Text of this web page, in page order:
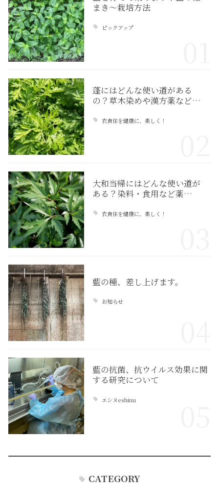
まき〜栽培方法
ピックアップ
蓬にはどんな使い道がある
の？草木染めや漢方薬など…
衣食住を健康に、楽しく！
大和当帰にはどんな使い道が
ある？染料・食用など薬…
衣食住を健康に、楽しく！
藍の種、差し上げます。
お知らせ
藍の抗菌、抗ウイルス効果に関
する研究について
エシヌeshinu
CATEGORY